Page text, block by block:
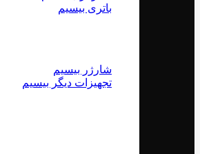
باتری بیسیم
شارژر بیسیم
تجهیزات دیگر بیسیم